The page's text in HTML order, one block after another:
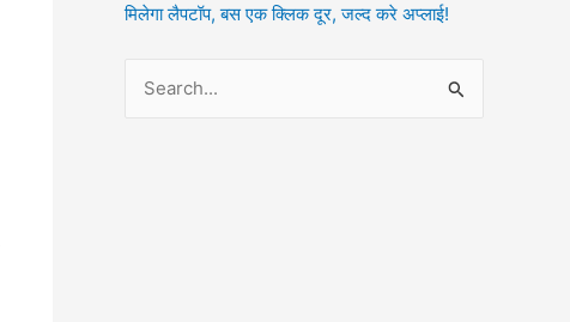
मिलेगा लैपटॉप, बस एक क्लिक दूर, जल्द करे अप्लाई!